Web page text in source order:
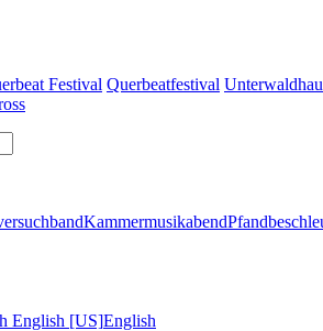
Festival Querbeatfestival
Kammermusikabend
English [US]English